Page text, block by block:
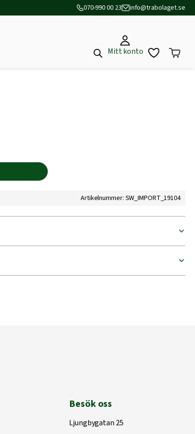
070-990 00 23 info@trabolaget.se
Mitt konto
Artikelnummer: SW_IMPORT_19104
Besök oss
Ljungbygatan 25